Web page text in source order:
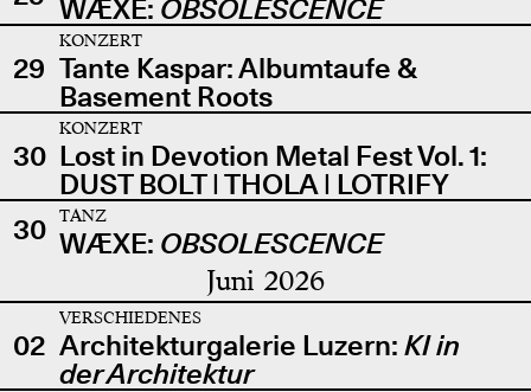
WÆXE: OBSOLESCENCE
29
KONZERT
Tante Kaspar: Albumtaufe &
Basement Roots
30
KONZERT
Lost in Devotion Metal Fest Vol. 1:
DUST BOLT | THOLA | LOTRIFY
30
TANZ
WÆXE: OBSOLESCENCE
Juni 2026
02
VERSCHIEDENES
Architekturgalerie Luzern: KI in
der Architektur